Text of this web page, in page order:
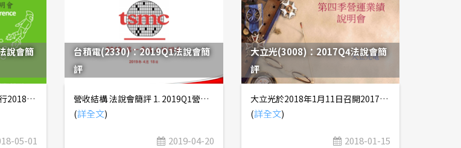
說會簡
聯發科於2018年4月27日舉行2018Q1法人說明會，向投資人說明2018Q1營運概況、2018Q2營運展望，公司近期在行動運算晶片市場頗有斬獲，Helio P60獲中國一線手機品牌廠採用，ASIC、智慧語音晶片......等產品也維持強勁成長。 營收結構 行動運算平台 (Smart Phone、Tablet) 30~35% 成長型產品 (IOT、Power Management、ASIC) 30~35% 成熟型產品 (TV、Feature Phone、DVD) 27~32% 法說會摘要 1. 2018Q1營收496.54億元，QoQ -17.8%、YoY -11.5%，營業毛利190.85億元(GM=38.4%)，營業利益19.29億元(OPM=3.9%)，稅前淨利31.13億元，稅後淨利26.60億元，EPS 1.69元。 a. 因消費性電子產業進入傳統淡季，營收成長動能較為疲弱，但仍達到財測低標；毛利率38.4%、營業利益率3.9%，皆達前次財測高標。 b. 行動運算平台方面，預估2018Q1出貨量落在0.75~0.85億套，今年初在MWC發表之Helio P60，因CPU核心升級ARM Cortex-A73架構，內建NeuroPilot AI技術，整合來自騰訊、商湯、虹軟、曠視......等AI廠商解決方案，強化手機防毒、圖片美化、人臉識別......等功能，獲得手機品牌廠青睞。 c. 成長型產品方面，Wi-Fi、PMIC、ASIC、智慧語音晶片四大產品線出貨持續暢旺，營收成長幅度維持Double-digit。 d. 成熟型產品方面，營收維持穩定，但受到關鍵零組件漲價影響，毛利率面臨壓力。 2. 展望2018Q2，在USD/TSD=29.5的假設下，預估營收556~596億元，毛利率38.0%，營業費用率33.0%，業外將認列傑發科技股權處分利益。 a. 在行動運算平台方面，儘管手機市場仍平淡，但聯發科市佔率有所提升，預估出貨量達0.9~1億套，維持成長趨勢，毛利率亦將持續改善。 i. Helio P60獲得Oppo、Vivo旗艦機採用，預計2018Q2放量出貨；搭載新Modem的產品，2018Q1營收貢獻度約30~35%，2018Q2持續提高至50~55%，2018H2將達70%以上，帶動行動運算晶片毛利率回升。 ii. 聯發科將持續投入5G技術研發，包括Sub-6GHz及毫米波頻段，滿足全球電信營運商的不同需求，並與客戶緊密合作開發產品，希望能在2019年達成5G商用。 b. 成長型產品方面，2018Q2營收將逐步回溫，尤其消費性ASIC成長動能較為強勁。 i. 在ASIC部份，聯發科擁有完整的服務及高速傳輸矽智財，領先業界推出首款通過7nm FinFET矽認證的56G PAM4 SerDes矽智財，提高SoC整合能力，擴展ASIC產品線。 ii. 在電源管理晶片部份，營收綜效隨行動運算晶片出貨放量而逐步顯現，應用於SSD的PMIC預計在2018Q2量產。 iii. 在IoT部份，市場需求相對穩定，客戶持續導入智慧音箱、智慧電視、智慧家居......等產品，並將持續整合AI語音功能。近期聯發科宣布將與Microsoft合作，推出支援Azure Sphere解決方案的SoC MT3620，預計在2018Q3量產。此外，聯發科看好全球電信營運商支持的NB-IOT規格，推出整合Wi-Fi、藍牙......等無線通訊功能，並支援GSM/NB-IOT雙模產品，預計在2018H2放量出貨。 iv. 在智慧語音晶片部份，聯發科掌握Amazon、Google兩大客戶，且Apple智慧音箱產品銷售成績不佳，有利維持產業主導地位。 c. 在成熟型產品方面，晨星半導體合併案，已於2018年2月獲得中國商務部核准，解除反壟斷限制條件，聯發科與晨星董事會已通過合併基準日為2019年1月1日，未來將成立新事業群，整合集團資源，提供更具競爭力的產品及服務。 3. 車用晶片將在2018H2小量挹注營收，應用層面以車載娛樂系統、近距離雷達為主，目前已有一些OEM、Tier 1客戶Design-in。
05-01
台積電(2330)：2019Q1法說會簡
評
營收結構 法說會簡評 1. 2019Q1營收2,187億元，QoQ -24.5%、YoY -11.8%，毛利率41.3%，營業利益率29.4%，EPS 2.37元。 a. 本季發生光阻劑原料瑕疵事件，衝擊營收及毛利率表現，公司於2019年2月15日發布重訊，下修財測營收至2,160~2,190億元，毛利率41.0~43.0%，營業利益率29.0~31.0%，實際結果符合調整後財測區間。 b. 受到iPhone及Android品牌砍單影響，先進製程(16nm以下)產能利用率下滑，對毛利率負面影響約4.0%，再加上光阻劑事件對毛利率負面影響約2.6%，導致毛利率較前一季度大幅降低6.4%。這項趨勢再次證明我們在「台積電(2330)：2018Q1法說會簡評」提出的看法，7nm良率提升不易，且設備投資金額昂貴，將對台積電毛利率造成結構性影響。 2. 展望2019Q2，在USD/TWD=30.85的假設下，財測營收區間2,330~2,360億元，毛利率43.0~45.0%，營業利益率31.0~33.0%，推算EPS約2.50元。 a. 受惠Data Center需求回溫、華為回補庫存需求，以及光阻劑事件影響產品將在本季補出貨，高速運算(不含加密貨幣)營收QoQ +10~20%，智慧型手機營收QoQ +5~10%。 b. 7nm良率較差、產能利用率偏低，仍會持續影響2019Q2毛利率，但稀釋程度有較前一季度小幅改善。 c. 目前IC Design公司庫存天數仍較季節性水準高出10天以上，但樂觀預期2019Q2季末會回歸正常水準。 3. 2019年全球半導體(不含記憶體)產值YoY +1%，晶圓代工產值YoY Flat，台積電表現可望優於產業平均值，儘管2019年營運較疲軟，但仍維持2017~2021年營收CAGR=5~10%的目標不變。 a. 2019H1營收YoY -5.9%，若全年營收要保持微幅成長，則2019H2營收目標YoY +7~10%。定錨認為，由於今年度iPhone備貨量僅7,000~7,500萬支，低於去年同期8,000~8,500萬支，而華為備貨時間點主要落在Q2，儘管Smart Phone矽含量仍在增加，仍不足以支撐下半年成長。台積電對下半年的樂觀展望，是基於CPU市佔率轉移及5G基礎建設對FPGA的強勁需求(補充資料連結)，未來須密切關注AMD、Xilinx法說會釋出的資訊。 b. 依終端市場區分，展望如下： i. 智慧型手機營收YoY +5~10%，定錨認為，華為市佔率提高及庫存回補需求，應該是2019Q1原財測73~74億美元，受光阻劑事件影響5.5億美元後，財測僅下修至70~71億美元的主因，但下半年Apple市佔率下滑，備貨量減少，貢獻度會降低。 ii. 高速運算(不含加密貨幣)營收YoY +5~10%，產品包括AI、Server、CPU、GPU、FPGA......等，主要受惠於AMD轉單台積電，以及5G基礎建設對FPGA的強勁需求，主要貢獻時間點將落在下半年，並有助於先進製程產能利用率明顯回溫，預期7nm營收佔比將在下半年達30%以上。 iii. IoT營收YoY +10~20%。 iv. 車用半導體營收YoY -0~5%，與英飛凌(Infineon)下修財測互相呼應 (參考「英飛凌下修財測，車用半導體展望蒙塵」獨家產業報告)，反映受到全球汽車銷售量下滑，以及中國減少對新能源車的補貼，導致車用半導體市場需求不如預期。 vi. 消費性及其他產品營收YoY -3~7%。 c. 經營層樂觀認為，隨著7nm製程學習曲線推進，對毛利率的負面影響逐漸淡化，且在AMD、Xilinx訂單挹注下，產能利用率可望明顯回溫，樂觀預期下半年毛利率可望回升至50%以上。 4. 資本支出維持在100~110億美元，7nm+(EUV)製程將在2019Q2開始量產，並推出6nm製程，5nm製程2019Q2風險性試產、2020年商業化量產的目標不變。 a. 7nm+(EUV)製程將在2019Q2量產，但今年營收貢獻度低於10億美元，由於這代製程在今年應該只有Apple會使用，再次驗證iPhone備貨量非常少。 b. 藉由試產中的7nm+(EUV)製程所獲得的新能力，推出6nm製程，由於這代製程是7nm製程的優化版本，不僅能提高電晶體密度18%，且設計邏輯高度相容，可大幅縮短客戶從設計到量產所需的時間，預計2020Q1試產、2020下半年放量。 c. 5nm製程電晶體密度將較7nm製程提升80%，並擁有更好的功耗表現，多數採用7nm製程的客戶應該都會轉換至5nm製程。經營層表示，由於5nm製程學習曲線的斜率較7nm製程更為緩和，量產初期也會對毛利率造成負面影響，且影響期間可能會較7nm製程更長，估計約需7~8季的時間才能回升至與公司平均值相當(7nm製程約花費了5~6個季度)。
(詳全文)
2019-04-20
大立光(3008)：2017Q4法說會簡
評
大立光於2018年1月11日召開2017Q4法人說明會，向投資人說明2017Q4營運概況、2018Q1營運展望，以及玻塑混合材質Hybrid鏡頭的未來趨勢。 營收結構 10M+ 70~80%、8M 10~20%、5M 10~20% 法說會摘要 1. 2017Q4營收160.88億元，QoQ +8%、YoY +2%，營業毛利115.33億元(GM=71.4%)，營業利益100.54億元(OPM=62.5%)，稅前淨利102億元，稅後淨利86.08億元，EPS 64.18元，低於市場預期。 a. 2017年營收531.27億元，YoY +10%，營業毛利368.57億元(GM=69.4%)，營業利益320.97億元(OPM=60.4%)，稅前淨利319.61億元，稅後淨利259.76億元，EPS 193.66元 b. 2017年12月營收年增率已由正轉負，顯示iPhone X銷售成績非常差，買氣提前降溫，市場原先預期2018Q1 iPhone X出貨量3,000~3,500萬支，目前看來下修機率大，應會落在2,500萬支附近 c. 2017Q4毛利率較2017Q3提高，優於市場預期，主要是受惠營收規模擴增，產品組合則差異不大，對於新廠及雙鏡頭產品的良率也還不甚滿意。 2. 展望2018Q1，預期1月、2月營收將持續走跌，不排除較去年同期衰退，3月應會較2月回升，但不一定會較去年同期成長，反映iPhone X銷售成績不佳，以及中國品牌面臨庫存調整期。 a. 公司在7P鏡頭已準備完成，隨時可以配合客戶出貨，但2018年應該還是以Design-in為主，實際採用的機種應該很少。 b. 隨著Smart Phone市場成長趨緩，加上關鍵零組件價格持續上漲，品牌廠獲利面臨壓力，導致高階機種鏡頭規格升級速度放慢，且中階機種導入高規格鏡頭的趨勢也放緩。 c. 大立光的競爭優勢在於產能龐大、良率高、供貨穩定、技術領先，若手機鏡頭規格升級速度放慢，大立光的技術優勢就無法突顯。 3. 近期市場擔憂玻塑混合材料Hybrid鏡頭未來會逐步取代全塑膠鏡頭，但塑膠鏡頭在光學表現上仍領先Hybrid鏡頭，此擔憂應屬市場多慮。 a. 一般來說，鏡頭廠商會以黑白對比的清晰度，來判別鏡頭品質的優劣，目前塑膠鏡頭的表現還是比Hybrid鏡頭來得好。 b. 儘管玻璃本身的光學性質優於塑膠，在單片鏡頭的狀況下，玻璃鏡頭透光度比塑膠鏡頭高；但在多層堆疊的狀況下，製程難度大幅提高，玻璃鏡頭難以維持穩定品質，會抵銷材料性質的優勢。 c. 先前市場認為，3D Sensing模組內含雷射元件VCSEL，工作溫度較高，不利塑膠鏡頭發揮；但實際上，大立光已推出全塑膠鏡頭搭配特製VCM的解決方案，適用於3D Sensing的工作溫度，成本較Hybrid鏡頭便宜，良率也更好，品牌廠不見得願意採用Hybrid鏡頭。 d. 目前看來Hybrid鏡頭的機會，在於工作溫度更高的車用鏡頭模組，這塊市場確實非大立光強項。
(詳全文)
2018-01-15